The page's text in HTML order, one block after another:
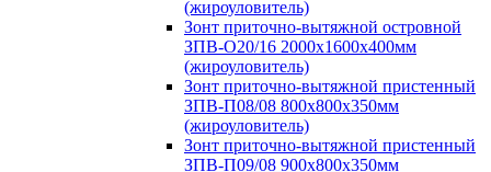
(жироуловитель)
Зонт приточно-вытяжной островной
ЗПВ-О20/16 2000х1600х400мм
(жироуловитель)
Зонт приточно-вытяжной пристенный
ЗПВ-П08/08 800х800х350мм
(жироуловитель)
Зонт приточно-вытяжной пристенный
ЗПВ-П09/08 900х800х350мм